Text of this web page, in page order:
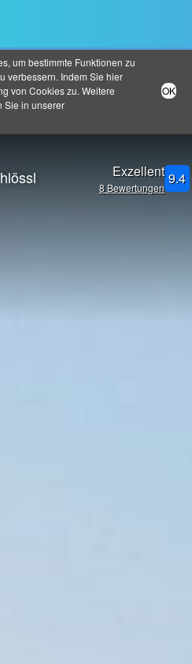
um bestimmte Funktionen zu
verbessern. Indem Sie hier
von Cookies zu. Weitere
Sie in unserer
OK
9.4
Exzellent
8 Bewertungen